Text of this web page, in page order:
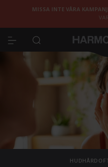
MISSA INTE VÅRA
HUDHÅR